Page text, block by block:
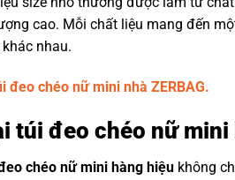
cao. Mỗi chất liệu mang đến
nhau.
đeo chéo nữ mini nhà ZERBAG.
túi đeo chéo nữ mini
chéo nữ mini hàng hiệu không